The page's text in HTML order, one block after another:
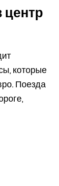
которые
Поезда